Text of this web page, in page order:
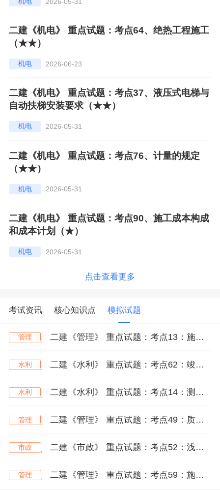
二建《机电》 重点试题：考点64、绝热工程施工
（★★）
机电 2026-06-23
二建《机电》 重点试题：考点37、液压式电梯与
自动扶梯安装要求（★★）
机电 2026-05-31
二建《机电》 重点试题：考点76、计量的规定
（★★）
机电 2026-05-31
二建《机电》 重点试题：考点90、施工成本构成
和成本计划（★）
机电 2026-05-31
点击查看更多
考试资讯 核心知识点 模拟试题
管理 二建《管理》 重点试题：考点13：施工项目目标动态控制（★★★）
水利 二建《水利》 重点试题：考点62：竣工决算及审计（★★★）
水利 二建《水利》 重点试题：考点14：测量仪器的使用（★★）
管理 二建《管理》 重点试题：考点49：质量事故的分类与预防（★★★）
市政 二建《市政》 重点试题：考点52：浅埋暗挖法施工方法、工作井施工技术、马头门施工技术（★★）
管理 二建《管理》 重点试题：考点59：施工成本分析及基本方法（★★）